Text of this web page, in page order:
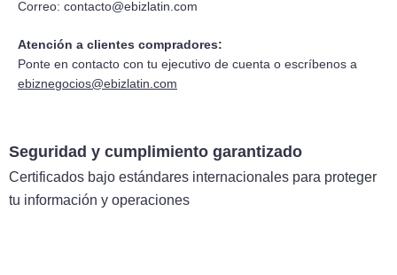
Correo: contacto@ebizlatin.com
Atención a clientes compradores:
Ponte en contacto con tu ejecutivo de cuenta o escríbenos a
ebiznegocios@ebizlatin.com
Seguridad y cumplimiento garantizado
Certificados bajo estándares internacionales para proteger
tu información y operaciones